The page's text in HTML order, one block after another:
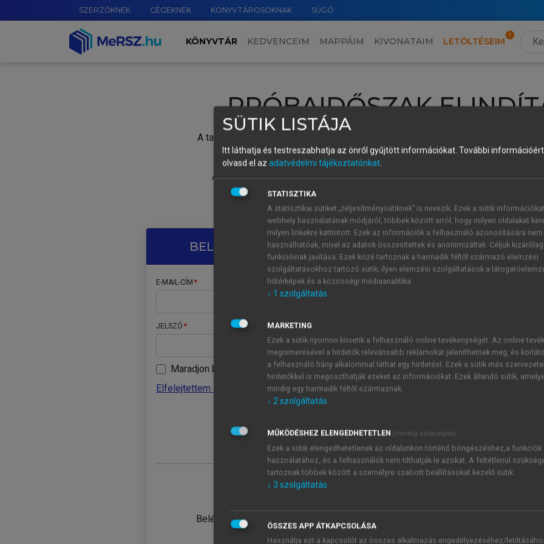
SZERZŐKNEK CÉGEKNEK KÖNYVTÁROSOKNAK SÚGÓ
KÖNYVTÁR KEDVENCEIM MAPPÁIM KIVONATAIM LETÖLTÉSEIM
PRÓBAIDŐSZAK
A tartalom megtekintéséhez lépj be a saját fiókoddal, iskolai azonosítóddal vagy
Új felhasználóként1 óra díjmentes hozzáférésrevagy
A próbaidőszak elindításához,
vagy hozz
A regisztráció után a
BELÉPÉS SAJÁT FIÓKKAL
E-MAIL-CÍM
JELSZÓ
Maradjon belépve
Elfelejtettem a jelszavamat
Belépés intézményi azonosítóval
ÚJ FIÓK
1 óra
JELSZÓ
Kérek értesítést a MeRSZ
Kérek értesítést az
SÜTIK LISTÁJA
Itt láthatja és testreszabhatja az önről gyűjtött információkat. További
olvasd el az adatvédelmi tájékoztatónkat.
STATISZTIKA
A statisztikai sütiket „teljesítménysütiknek” is nevezik. Ezek a sütik
webhely használatának módjáról, többek között arról, hogy milyen oldalakat
milyen linkekre kattintott. Ezek az információk a felhasználó azonosítására nem
használhatóak, mivel az adatok összesítettek és anonimizáltak. Céljuk
funkcióinak javítása. Ezek közé tartoznak a harmadik féltől származó elemzési
szolgáltatásokhoz tartozó sütik; ilyen elemzési szolgáltatások a
hőtérképek és a közösségi médiaanalitika.
↓ 1 szolgáltatás
MARKETING
Ezek a sütik nyomon követik a felhasználó online tevékenységét. Az online
megismerésével a hirdetők relevánsabb reklámokat jeleníthetnek meg, és
a felhasználó hány alkalommal láthat egy hirdetést. Ezek a sütik más
hirdetőkkel is megoszthatják ezeket az információkat. Ezek állandó sütik,
mindig egy harmadik féltől származnak.
↓ 2szolgáltatás
MŰKÖDÉSHEZ ELENGEDHETETLEN (mindig szükséges)
Ezek a sütik elengedhetetlenek az oldalunkon történő böngészéshez,a funkciók
használatához, és a felhasználók nem tilthatják le azokat. A feltétlenül
tartoznak többek között a személyre szabott beállításokat kezelő sütik.
↓ 3 szolgáltatás
ÖSSZES APP ÁTKAPCSOLÁSA
Használja ezt a kapcsolót az összes alkalmazás engedélyezéséhez/